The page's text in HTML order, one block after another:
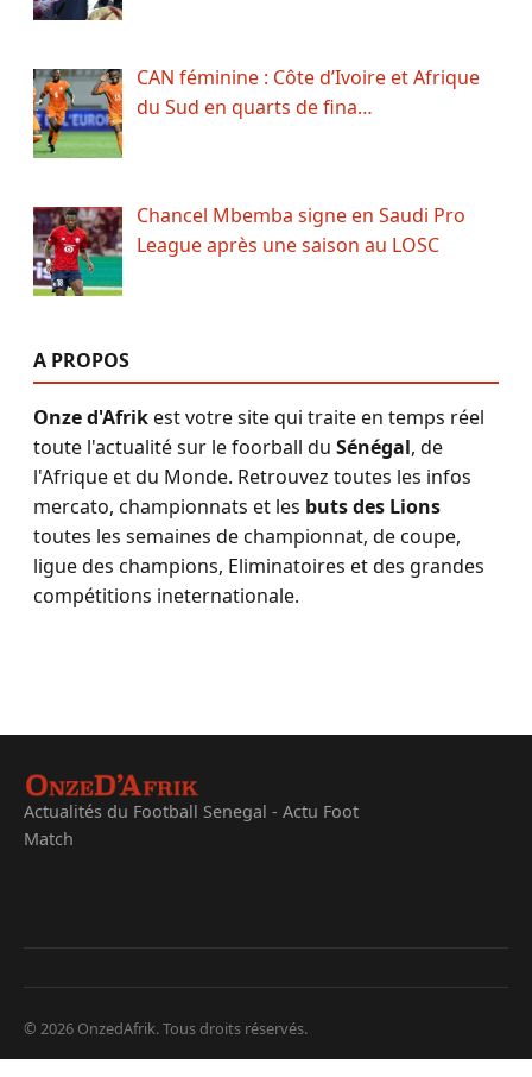
CAN féminine : Côte d’Ivoire et Afrique
du Sud en quarts de fina…
Chancel Mbemba signe en Saudi Pro
League après une saison au LOSC
A PROPOS
Onze d'Afrikest votre site qui traite en temps réel
toute l'actualité sur le foorball du Sénégal, de
l'Afrique et du Monde. Retrouvez toutes les infos
mercato, championnats et les buts des Lions
toutes les semaines de championnat, de coupe,
ligue des champions, Eliminatoires et des grandes
compétitions ineternationale.
Actualités du Football Senegal - Actu Foot
Match
© 2026 OnzedAfrik. Tous droits réservés.